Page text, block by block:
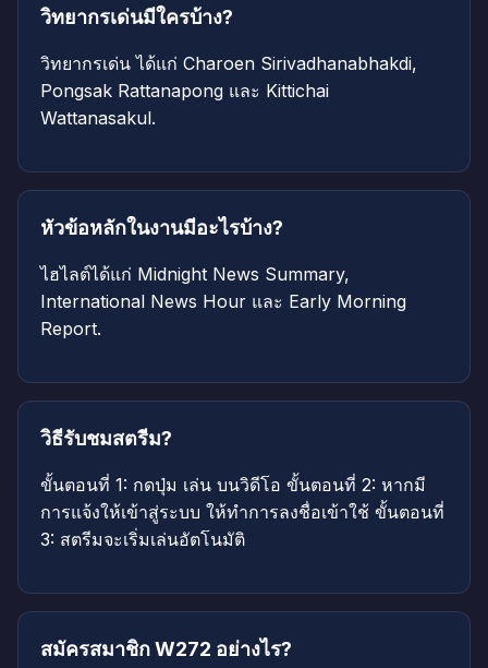
วิทยากรเด่นมีใครบ้าง?
วิทยากรเด่น ได้แก่ Charoen Sirivadhanabhakdi,
Pongsak Rattanapong และ Kittichai
Wattanasakul.
หัวข้อหลักในงานมีอะไรบ้าง?
ไฮไลต์ได้แก่ Midnight News Summary,
International News Hour และ Early Morning
Report.
วิธีรับชมสตรีม?
ขั้นตอนที่ 1: กดปุ่ม เล่น บนวิดีโอ ขั้นตอนที่ 2: หากมี
การแจ้งให้เข้าสู่ระบบ ให้ทำการลงชื่อเข้าใช้ ขั้นตอนที่
3: สตรีมจะเริ่มเล่นอัตโนมัติ
สมัครสมาชิก W272 อย่างไร?